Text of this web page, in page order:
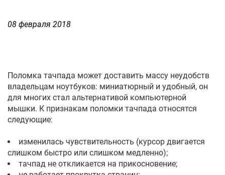
08 февраля 2018
Поломка тачпада может доставить массу неудобств
владельцам ноутбуков: миниатюрный и удобный, он
для многих стал альтернативой компьютерной
мышки. К признакам поломки тачпада относятся
следующие:
изменилась чувствительность (курсор двигается
слишком быстро или слишком медленно);
тачпад не откликается на прикосновение;